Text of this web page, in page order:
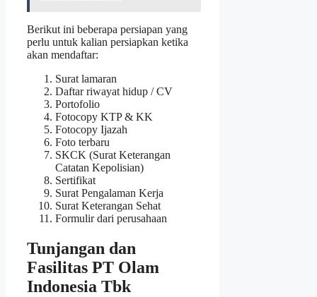
Berikut ini beberapa persiapan yang
perlu untuk kalian persiapkan ketika
akan mendaftar:
Surat lamaran
Daftar riwayat hidup / CV
Portofolio
Fotocopy KTP & KK
Fotocopy Ijazah
Foto terbaru
SKCK (Surat Keterangan
Catatan Kepolisian)
Sertifikat
Surat Pengalaman Kerja
Surat Keterangan Sehat
Formulir dari perusahaan
Tunjangan dan
Fasilitas PT Olam
Indonesia Tbk